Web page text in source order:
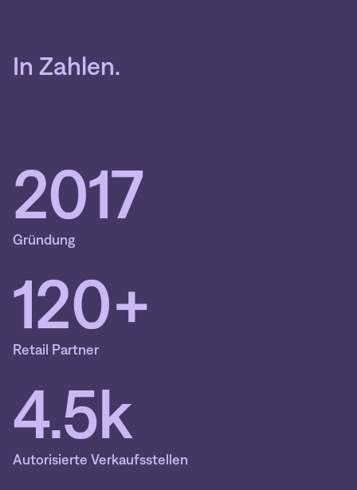
In Zahlen.
2017
Gründung
120+
Retail Partner
4.5k
Autorisierte Verkaufsstellen